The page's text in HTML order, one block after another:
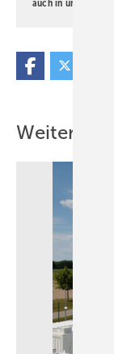
auch in unserer
Weitere